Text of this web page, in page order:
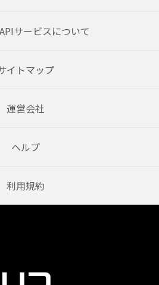
サービスについて
イトマップ
運営会社
ヘルプ
利用規約